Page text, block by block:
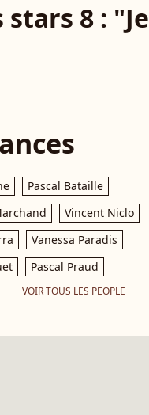
8 : "Je
Pascal Bataille
Vincent Niclo
Vanessa Paradis
Pascal Praud
VOIR TOUS LES PEOPLE